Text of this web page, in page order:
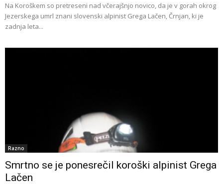
Na Koroškem so pretreseni nad včerajšnjo novico, da je v gorah okrog
Jezerskega umrl znani slovenski alpinist Grega Lačen, Črnjan, ki je
zadnja leta...
Razno
Smrtno se je ponesrečil koroški alpinist Grega
Lačen